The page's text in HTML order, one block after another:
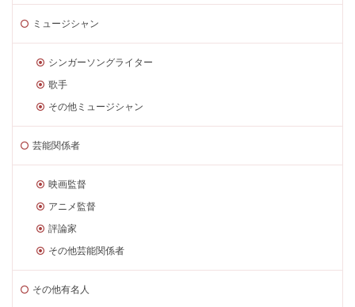
ミュージシャン
シンガーソングライター
歌手
その他ミュージシャン
芸能関係者
映画監督
アニメ監督
評論家
その他芸能関係者
その他有名人